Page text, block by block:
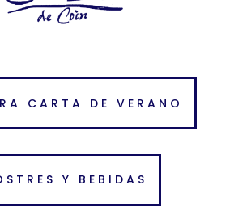
CARTA DE VERANO
Y BEBIDAS